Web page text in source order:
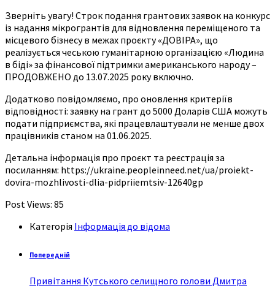
Зверніть увагу! Строк подання грантових заявок на конкурс
із надання мікрогрантів для відновлення переміщеного та
місцевого бізнесу в межах проєкту «ДОВІРА», що
реалізується чеською гуманітарною організацією «Людина
в біді» за фінансової підтримки американського народу –
ПРОДОВЖЕНО до 13.07.2025 року включно.
Додатково повідомляємо, про оновлення критеріїв
відповідності: заявку на грант до 5000 Доларів США можуть
подати підприємства, які працевлаштували не менше двох
працівників станом на 01.06.2025.
Детальна інформація про проєкт та реєстрація за
посиланням: https://ukraine.peopleinneed.net/ua/proiekt-
dovira-mozhlivosti-dlia-pidpriiemtsiv-12640gp
Post Views: 85
Категорія Інформація до відома
Попередній
Привітання Кутського селищного голови Дмитра